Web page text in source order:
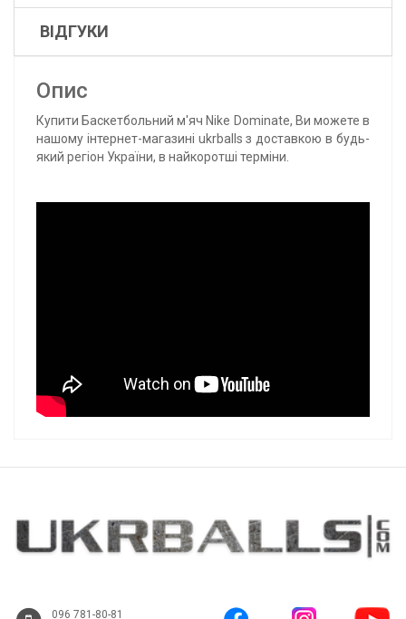
ВІДГУКИ
Опис
Купити Баскетбольний м'яч Nike Dominate, Ви можете в
нашому інтернет-магазині ukrballs з доставкою в будь-
який регіон України, в найкоротші терміни.
096 781-80-81